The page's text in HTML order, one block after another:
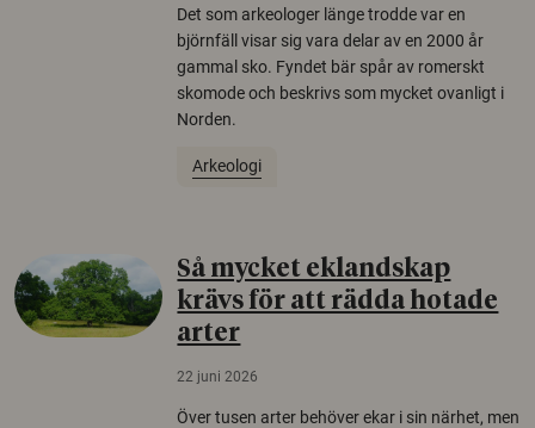
Det som arkeologer länge trodde var en
björnfäll visar sig vara delar av en 2000 år
gammal sko. Fyndet bär spår av romerskt
skomode och beskrivs som mycket ovanligt i
Norden.
Arkeologi
Så mycket eklandskap
krävs för att rädda hotade
arter
22 juni 2026
Över tusen arter behöver ekar i sin närhet, men